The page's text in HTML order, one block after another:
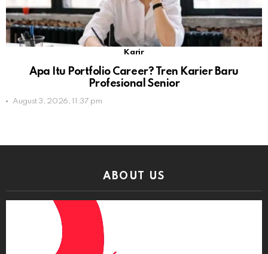
Karir
Apa Itu Portfolio Career? Tren Karier Baru
Profesional Senior
August 3, 2026, 11:37 pm
ABOUT US